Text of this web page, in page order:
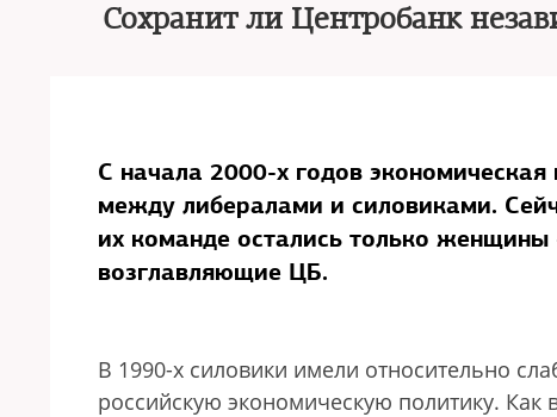
Сохранит ли Центробанк
С начала 2000-х годов
между либералами и силовиками.
их команде остались только
возглавляющие ЦБ.
В 1990-х силовики имели относительно
российскую экономическую политику. Как